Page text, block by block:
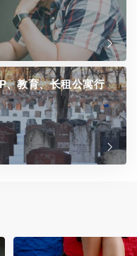
、教育、长租公寓行